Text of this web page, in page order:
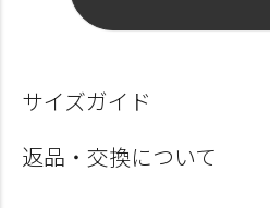
サイズガイド
返品・交換について